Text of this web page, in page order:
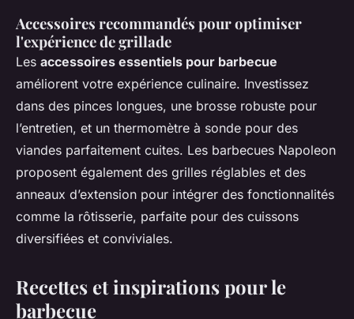
Accessoires recommandés pour optimiser
l'expérience de grillade
Les accessoires essentiels pour barbecue
améliorent votre expérience culinaire. Investissez
dans des pinces longues, une brosse robuste pour
l’entretien, et un thermomètre à sonde pour des
viandes parfaitement cuites. Les barbecues Napoleon
proposent également des grilles réglables et des
anneaux d’extension pour intégrer des fonctionnalités
comme la rôtisserie, parfaite pour des cuissons
diversifiées et conviviales.
Recettes et inspirations pour le
barbecue